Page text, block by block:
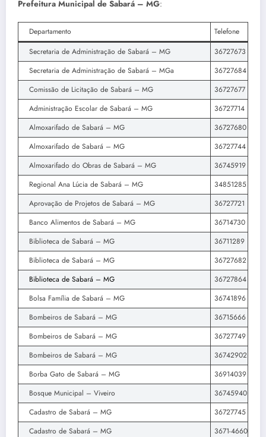
Prefeitura Municipal de Sabará – MG:
Departamento
Telefone
Secretaria de Administração de Sabará – MG
36727673
Secretaria de Administração de Sabará – MGa
36727684
Comissão de Licitação de Sabará – MG
36727677
Administração Escolar de Sabará – MG
36727714
Almoxarifado de Sabará – MG
36727680
Almoxarifado de Sabará – MG
36727744
Almoxarifado do Obras de Sabará – MG
36745919
Regional Ana Lúcia de Sabará – MG
34851285
Aprovação de Projetos de Sabará – MG
36727721
Banco Alimentos de Sabará – MG
36714730
Biblioteca de Sabará – MG
36711289
Biblioteca de Sabará – MG
36727682
Biblioteca de Sabará – MG
36727864
Bolsa Família de Sabará – MG
36741896
Bombeiros de Sabará – MG
36715666
Bombeiros de Sabará – MG
36727749
Bombeiros de Sabará – MG
36742902
Borba Gato de Sabará – MG
36914039
Bosque Municipal – Viveiro
36745940
Cadastro de Sabará – MG
36727745
Cadastro de Sabará – MG
3671-4660